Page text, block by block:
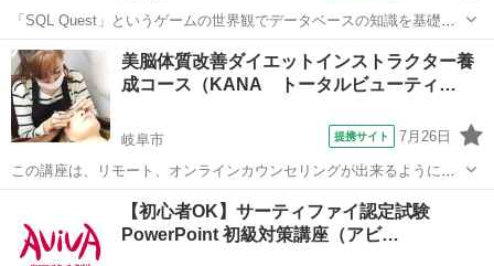
「SQL Quest」というゲームの世界観でデータベースの知識を基礎か
ら学習していきます。演習課題を中心とし、難しい専門用語も身近な
言葉に置き換えて解説します。
岐阜 岐阜市 その他
美脳体質改善ダイエットインストラクター養
成コース（KANA トータルビューティ…
岐阜市 提携サイト 7月26日
この講座は、リモート、オンラインカウンセリングが出来るようにな
る、今の時期にあったカリキュラムになっております。ダイエット＆
心理メンタルの事を徹底的に学びます 美脳＝マインド学を学んでみま
せんか？
心理学
【初心者OK】サーティファイ認定試験
PowerPoint 初級対策講座（アビ…